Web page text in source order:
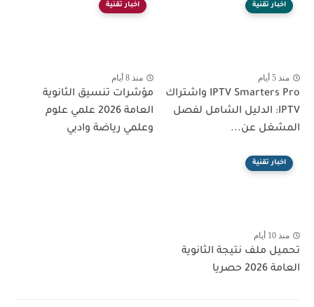
اخبار تقنية
منذ 5 أيام
IPTV Smarters Pro واشتراك
IPTV: الدليل الشامل لفصل
المشغل عن...
اخبار تقنية
منذ 8 أيام
مؤشرات تنسيق الثانوية
العامة 2026 علمي علوم
وعلمي رياضة وادبي
اخبار تقنية
منذ 10 أيام
تحميل ملف نتيجة الثانوية
العامة 2026 حصريا